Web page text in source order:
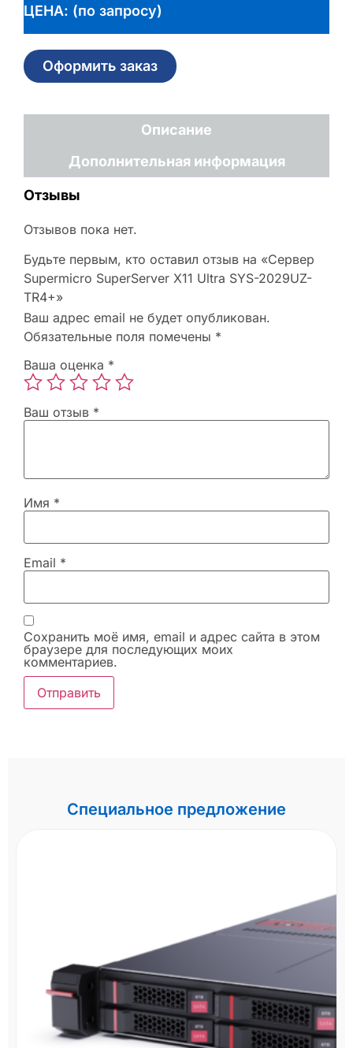
ЦЕНА: (по запросу)
Оформить заказ
Описание
Дополнительная информация
Отзывы
Отзывов пока нет.
Будьте первым, кто оставил отзыв на «Сервер
Supermicro SuperServer X11 Ultra SYS-2029UZ-
TR4+»
Ваш адрес email не будет опубликован.
Обязательные поля помечены *
Ваша оценка *
Ваш отзыв *
Имя *
Email *
Сохранить моё имя, email и адрес сайта в этом
браузере для последующих моих
комментариев.
Специальное предложение